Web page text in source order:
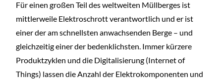
Für einen großen Teil des weltweiten Müllberges ist
mittlerweile Elektroschrott verantwortlich und er ist
einer der am schnellsten anwachsenden Berge – und
gleichzeitig einer der bedenklichsten. Immer kürzere
Produktzyklen und die Digitalisierung (Internet of
Things) lassen die Anzahl der Elektrokomponenten und